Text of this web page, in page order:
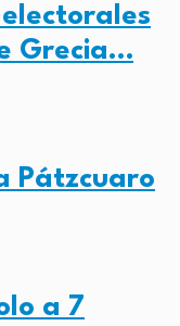
Grecia…
Pátzcuaro
a 7